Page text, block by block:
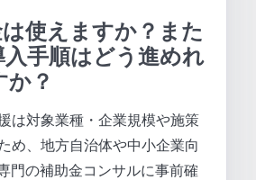
使えますか？また
手順はどう進めれ
？
は対象業種・企業規模や施策
め、地方自治体や中小企業向
門の補助金コンサルに事前確